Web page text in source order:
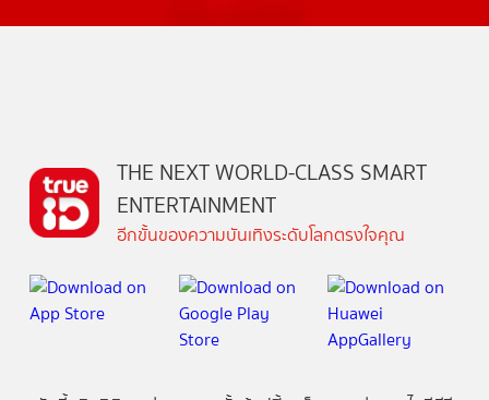
THE NEXT WORLD-CLASS SMART
ENTERTAINMENT
อีกขั้นของความบันเทิงระดับโลกตรงใจคุณ